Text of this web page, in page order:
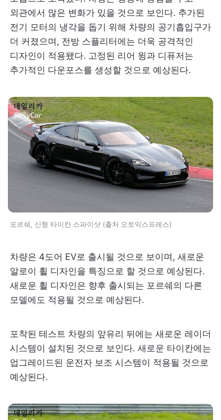
외관에서 많은 변화가 있을 것으로 보인다. 추가된
전기 모터의 냉각을 돕기 위해 차량의 공기흡입구가
더 커졌으며, 전방 스플리터에는 더욱 공격적인
디자인이 적용됐다. 고정된 리어 윙과 디퓨저는
추가적인 다운포스를 생성할 것으로 예상된다.
포르쉐, 신형 타이칸 스파이샷 (출처 오토익스프레스)
차량은 4도어 EV로 출시될 것으로 보이며, 새로운
알로이 휠 디자인을 특징으로 할 것으로 예상된다.
새로운 휠 디자인은 향후 출시되는 포르쉐의 다른
모델에도 적용될 것으로 예상된다.
포착된 테스트 차량의 앞유리 뒤에는 새로운 레이더
시스템이 설치된 것으로 보인다. 새로운 타이칸에는
업그레이드된 운전자 보조 시스템이 적용될 것으로
예상된다.